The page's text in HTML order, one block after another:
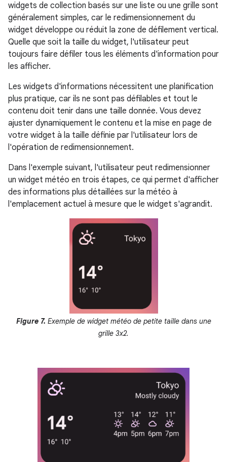
widgets de collection basés sur une liste ou une grille sont
généralement simples, car le redimensionnement du
widget développe ou réduit la zone de défilement vertical.
Quelle que soit la taille du widget, l'utilisateur peut
toujours faire défiler tous les éléments d'information pour
les afficher.
Les widgets d'informations nécessitent une planification
plus pratique, car ils ne sont pas défilables et tout le
contenu doit tenir dans une taille donnée. Vous devez
ajuster dynamiquement le contenu et la mise en page de
votre widget à la taille définie par l'utilisateur lors de
l'opération de redimensionnement.
Dans l'exemple suivant, l'utilisateur peut redimensionner
un widget météo en trois étapes, ce qui permet d'afficher
des informations plus détaillées sur la météo à
l'emplacement actuel à mesure que le widget s'agrandit.
Figure 7. Exemple de widget météo de petite taille dans une
grille 3x2.